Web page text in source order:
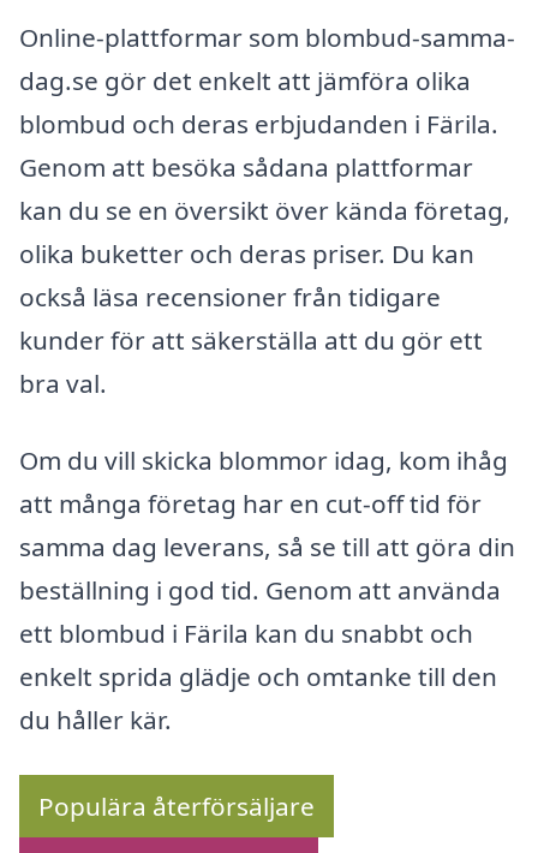
Online-plattformar som blombud-samma-
dag.se gör det enkelt att jämföra olika
blombud och deras erbjudanden i Färila.
Genom att besöka sådana plattformar
kan du se en översikt över kända företag,
olika buketter och deras priser. Du kan
också läsa recensioner från tidigare
kunder för att säkerställa att du gör ett
bra val.
Om du vill skicka blommor idag, kom ihåg
att många företag har en cut-off tid för
samma dag leverans, så se till att göra din
beställning i god tid. Genom att använda
ett blombud i Färila kan du snabbt och
enkelt sprida glädje och omtanke till den
du håller kär.
Populära återförsäljare